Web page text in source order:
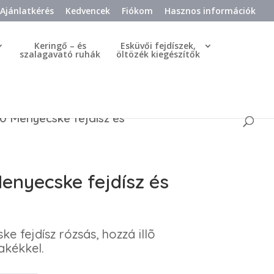
Ajánlatkérés Kedvencek Fiókom Hasznos információk
Keringő – és
szalagavató ruhák
Esküvői fejdíszek,
öltözék kiegészítők
Menyecske fejdísz és
fejdísz és
fejdísz rózsás, hozzá illõ